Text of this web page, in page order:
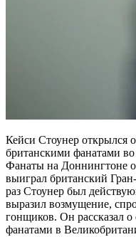
Кейси Стоунер открылся
британскими фанатами
Фанаты на Доннингтоне
выиграл британский
раз Стоунер был
выразил возмущение,
гонщиков. Он рассказал
фанатами в